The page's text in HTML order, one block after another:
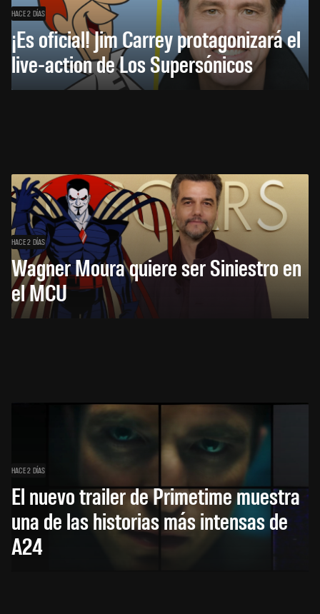
HACE 2 DÍAS
¡Es oficial! Jim Carrey protagonizará el
live-action de Los Supersónicos
HACE 2 DÍAS
Wagner Moura quiere ser Siniestro en
el MCU
HACE 2 DÍAS
El nuevo trailer de Primetime muestra
una de las historias más intensas de
A24